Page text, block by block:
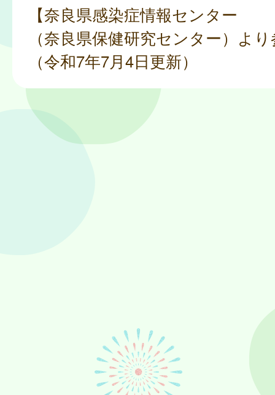
【奈良県感染症情報センター
（奈良県保健研究センター）よ
（令和7年7月4日更新）